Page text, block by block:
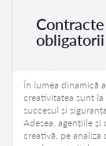
obligatorii
În lumea dinamică
creativitatea sunt
succesul și
Adesea, agențiile și
creativă, pe analiza